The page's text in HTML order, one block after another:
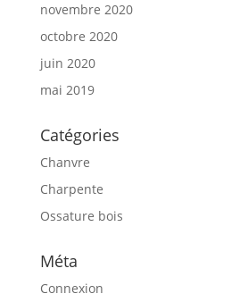
novembre 2020
octobre 2020
juin 2020
mai 2019
Catégories
Chanvre
Charpente
Ossature bois
Méta
Connexion